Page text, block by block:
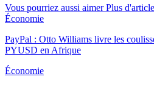
Vous pourriez aussi aimer Plus
Économie
PayPal : Otto Williams livre les
PYUSD en Afrique
Économie